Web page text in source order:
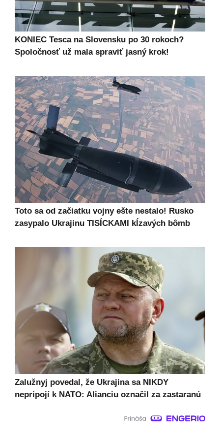
KONIEC Tesca na Slovensku po 30 rokoch?
Spoločnosť už mala spraviť jasný krok!
Toto sa od začiatku vojny ešte nestalo! Rusko
zasypalo Ukrajinu TISÍCKAMI kĺzavých bômb
Zalužnyj povedal, že Ukrajina sa NIKDY
nepripojí k NATO: Alianciu označil za zastaranú